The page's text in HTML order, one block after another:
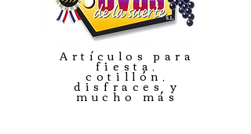
Artículos para
fiesta,
cotillón,
disfraces y
mucho más